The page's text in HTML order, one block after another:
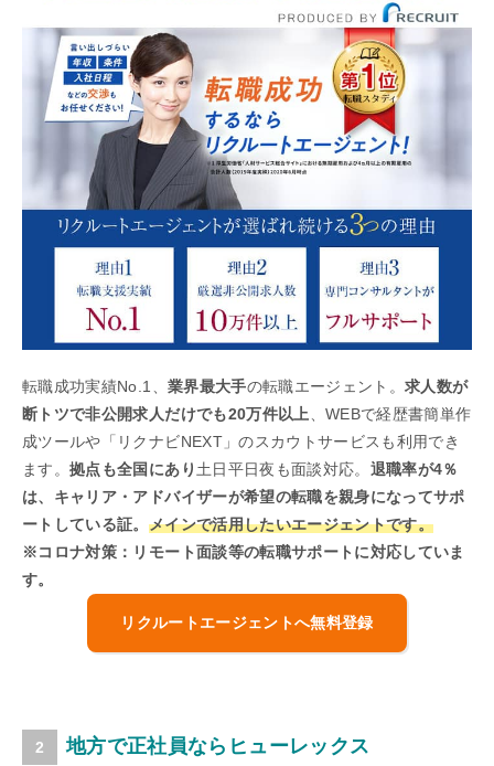
転職成功実績No.1、 業界最大手の転職エージェント。求人数が
断トツで非公開求人だけでも20万件以上
、WEBで経歴書簡単作
成ツールや「リクナビNEXT」のスカウトサービスも利用でき
ます。拠点も全国にあり 土日平日夜も面談対応。 退職率が4％
は、キャリア・アドバイザーが希望の転職を親身になってサポ
ートしている証。 メインで活用したいエージェントです。
※コロナ対策：リモート面談等の転職サポートに対応していま
す。
リクルートエージェントへ無料登録
地方で正社員ならヒューレックス